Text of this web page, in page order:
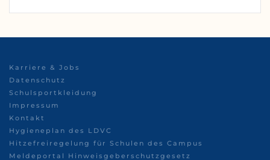
Karriere & Jobs
Datenschutz
Schulsportkleidung
Impressum
Kontakt
Hygieneplan des LDVC
Hitzefreiregelung für Schulen des Campus
Meldeportal Hinweisgeberschutzgesetz